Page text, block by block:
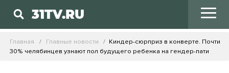
31TV.RU
Главная Главные новости
Киндер-сюрприз в конверте. Почти
30% челябинцев узнают пол будущего ребенка на гендер-пати